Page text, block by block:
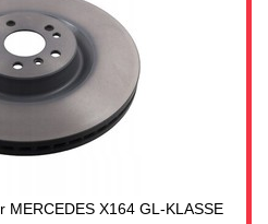
MERCEDES X164 GL-KLASSE